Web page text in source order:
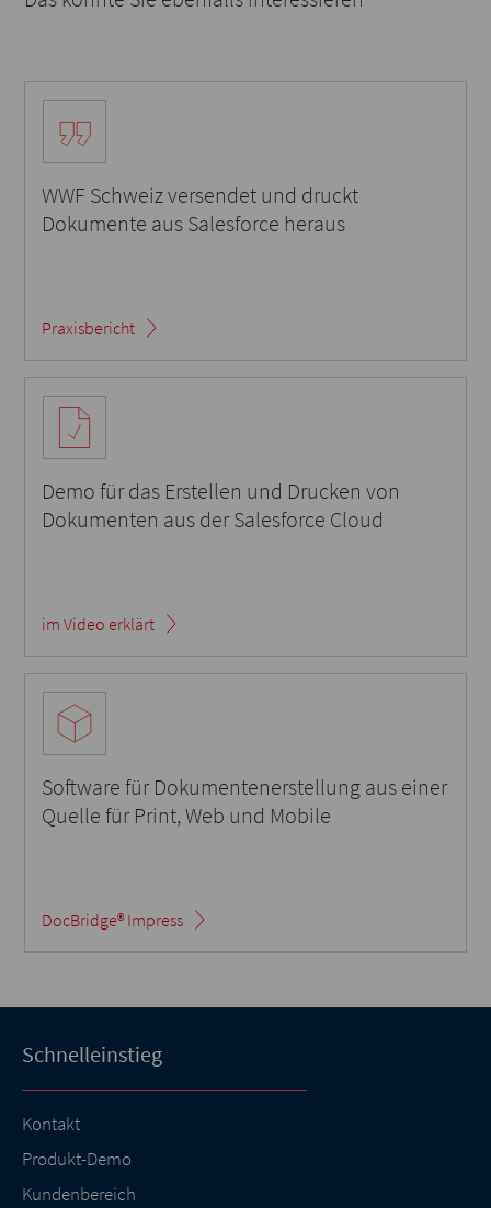
WWF Schweiz versendet und druckt
Dokumente aus Salesforce heraus
Praxisbericht
Demo für das Erstellen und Drucken von
Dokumenten aus der Salesforce Cloud
im Video erklärt
Software für Dokumentenerstellung aus einer
Quelle für Print, Web und Mobile
DocBridge® Impress
Schnelleinstieg
Kontakt
Produkt-Demo
Kundenbereich